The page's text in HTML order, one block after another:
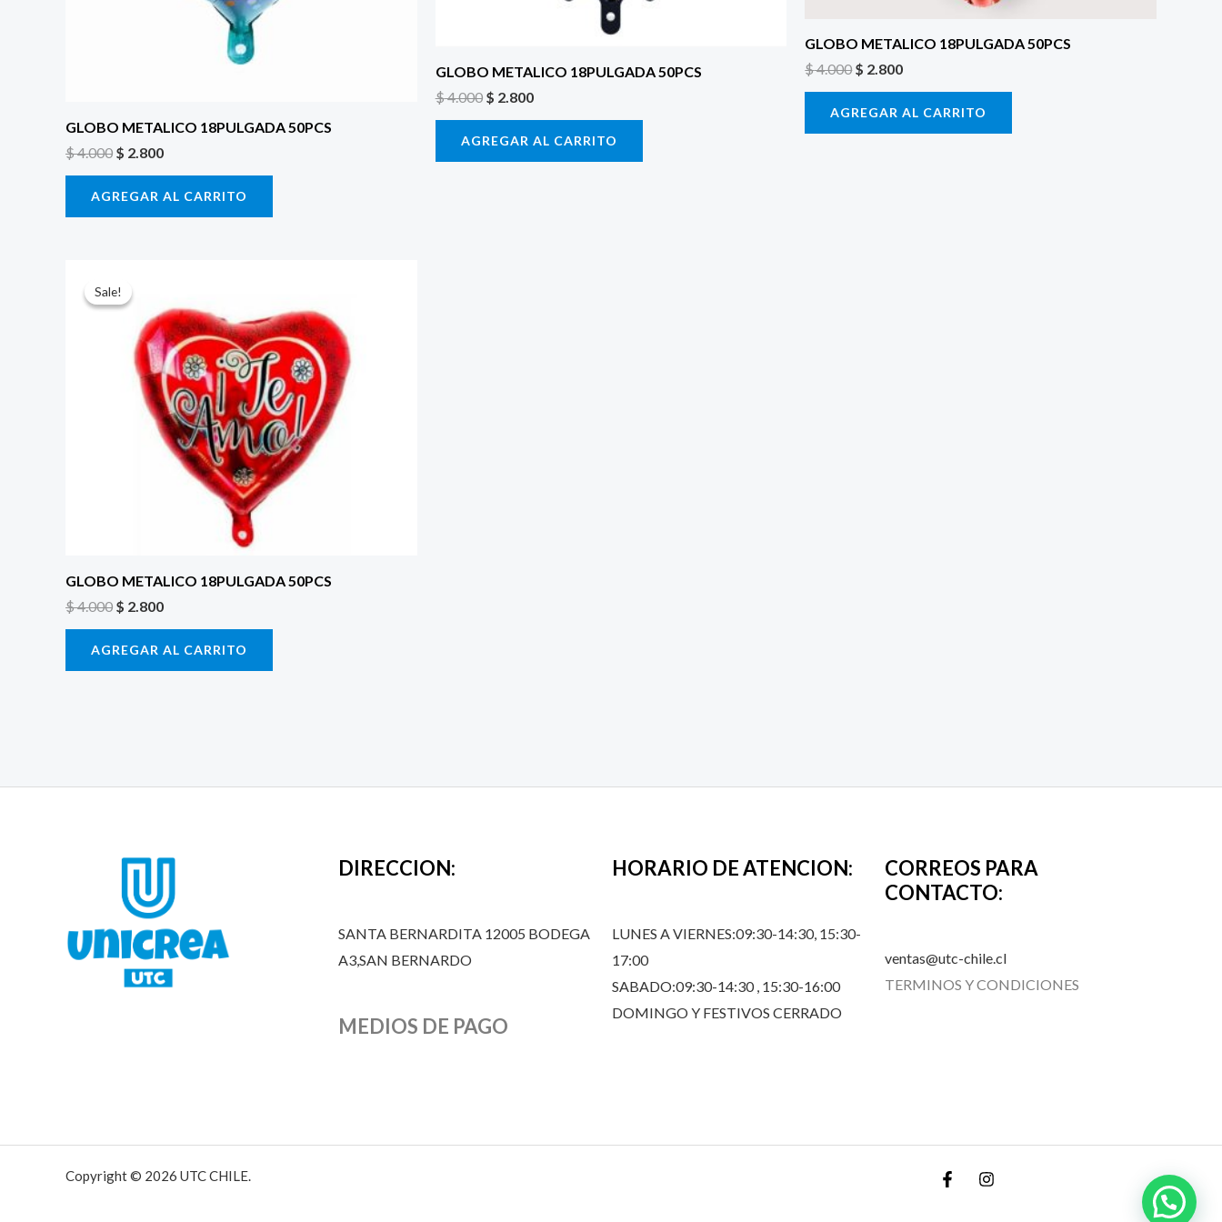
GLOBO METALICO 18PULGADA 50PCS
$4.000 $ 2.800
AGREGAR AL CARRITO
GLOBO METALICO 18PULGADA 50PCS
$4.000 $ 2.800
AGREGAR AL CARRITO
GLOBO METALICO 18PULGADA 50PCS
$4.000$ 2.800
AGREGAR AL CARRITO
Sale!
Sale!
GLOBO METALICO 18PULGADA 50PCS
$4.000
precio
original
$ 4.000.
$ 2.800
actual
es:
$ 2.800.
AGREGAR AL CARRITO
DIRECCION:
SANTA BERNARDITA 12005 BODEGA
A3,SAN BERNARDO
MEDIOS DE PAGO
HORARIO DE ATENCION:
LUNES A VIERNES:09:30-14:30, 15:30-
17:00
SABADO:09:30-14:30 , 15:30-16:00
DOMINGO Y FESTIVOS CERRADO
CORREOS PARA
CONTACTO:
ventas@utc-chile.cl
TERMINOS Y CONDICIONES
Copyright © 2026 UTC CHILE.